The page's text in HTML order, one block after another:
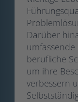
Darüber
berufliche
um ihre
verbessern